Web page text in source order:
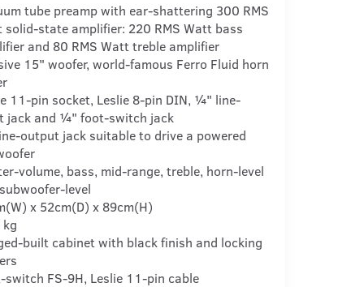
tube preamp with ear-shattering 300 RMS
solid-state amplifier: 220 RMS Watt bass
and 80 RMS Watt treble amplifier
15" woofer, world-famous Ferro Fluid horn
11-pin socket, Leslie 8-pin DIN, ¼" line-
jack and ¼" foot-switch jack
output jack suitable to drive a powered
volume, bass, mid-range, treble, horn-level
level
x 52cm(D) x 89cm(H)
built cabinet with black finish and locking
switch FS-9H, Leslie 11-pin cable